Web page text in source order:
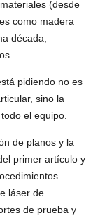
(desde
como madera
década,
pidiendo no es
sino la
el equipo.
de planos y la
primer artículo y
láser de
de prueba y